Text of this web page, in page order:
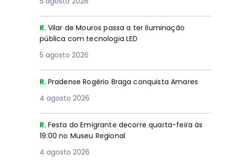
R. Vilar de Mouros passa a ter iluminação
pública com tecnologia LED
5 agosto 2026
R. Pradense Rogério Braga conquista Amares
4 agosto 2026
R. Festa do Emigrante decorre quarta-feira às
19:00 no Museu Regional
4 agosto 2026